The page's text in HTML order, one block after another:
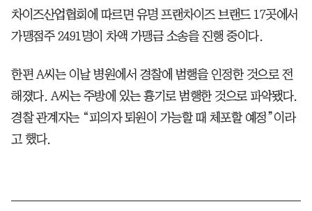
차이즈산업협회에 따르면 유명 프랜차이즈 브랜드 17곳에서
가맹점주 2491명이 차액 가맹금 소송을 진행 중이다.
한편 A씨는 이날 병원에서 경찰에 범행을 인정한 것으로 전
해졌다. A씨는 주방에 있는 흉기로 범행한 것으로 파악됐다.
경찰 관계자는 “피의자 퇴원이 가능할 때 체포할 예정”이라
고 했다.